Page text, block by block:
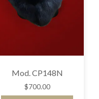
Mod. CP148N
$700.00